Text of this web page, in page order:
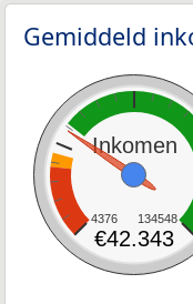
Gemiddeld
Inkomen
4376 134548
€42.343